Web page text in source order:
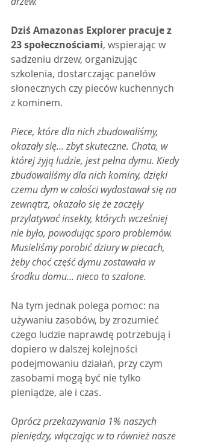
Dziś Amazonas Explorer pracuje z
23 społecznościami, wspierając w
sadzeniu drzew, organizując
szkolenia, dostarczając panelów
słonecznych czy pieców kuchennych
z kominem.
Piece, które dla nich zbudowaliśmy,
okazały się… zbyt skuteczne. Chata, w
której żyją ludzie, jest pełna dymu. Kiedy
zbudowaliśmy dla nich kominy, dzięki
czemu dym w całości wydostawał się na
zewnątrz, okazało się że zaczęły
przylatywać insekty, których wcześniej
nie było, powodując sporo problemów.
Musieliśmy porobić dziury w piecach,
żeby choć część dymu zostawała w
środku domu... nieco to szalone.
Na tym jednak polega pomoc: na
używaniu zasobów, by zrozumieć
czego ludzie naprawdę potrzebują i
dopiero w dalszej kolejności
podejmowaniu działań, przy czym
zasobami mogą być nie tylko
pieniądze, ale i czas.
Oprócz przekazywania 1% naszych
pieniędzy, włączając w to również nasze